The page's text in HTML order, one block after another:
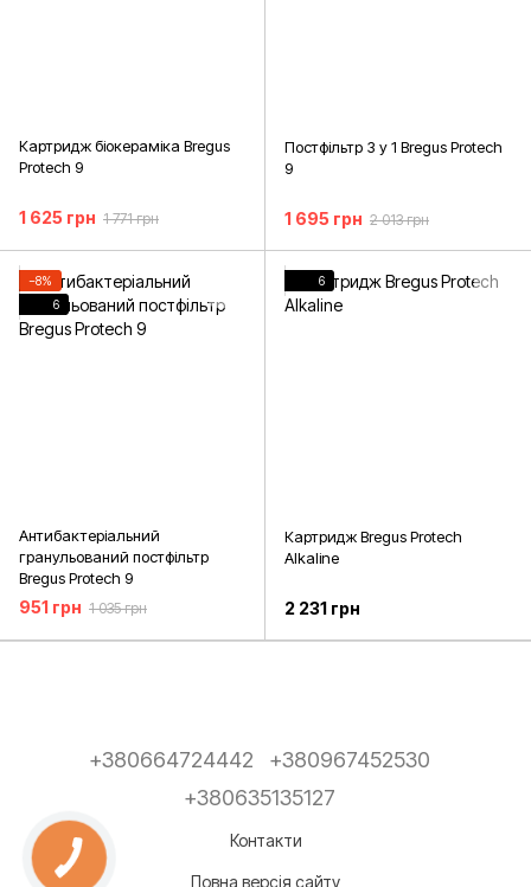
Картридж біокераміка Bregus
Protech 9
1 625 грн 1 771 грн
Постфільтр 3 у 1 Bregus Protech
9
1 695 грн 2 013 грн
−8%
6
Антибактеріальний
гранульований постфільтр
Bregus Protech 9
951 грн 1 035 грн
6
Картридж Bregus Protech
Alkaline
2 231 грн
+380664724442
+380967452530
+380635135127
Контакти
Повна версія сайту